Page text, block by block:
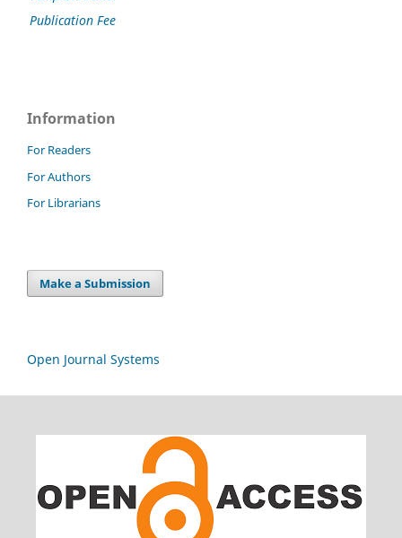
Publication Fee
Information
For Readers
For Authors
For Librarians
Make a Submission
Open Journal Systems